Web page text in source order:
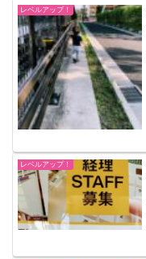
レベルアップ！
レベルアップ！